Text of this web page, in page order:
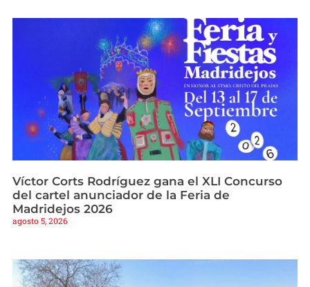
Víctor Corts Rodríguez gana el XLI Concurso
del cartel anunciador de la Feria de
Madridejos 2026
agosto 5, 2026